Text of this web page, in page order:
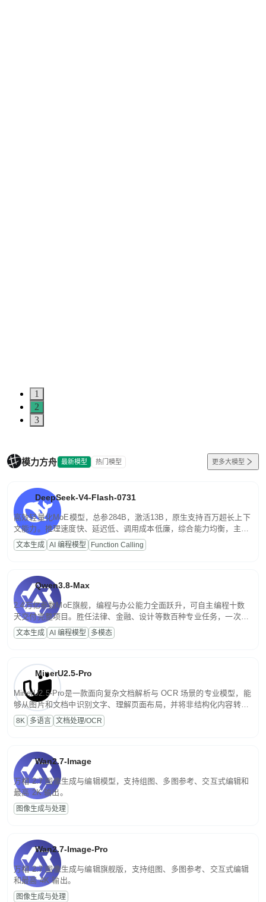
1
2
3
模力方舟 最新模型 热门模型 更多大模型
DeepSeek-V4-Flash-0731
高效轻量化MoE模型，总参284B，激活13B，原生支持百万超长上下
文能力。推理速度快、延迟低、调用成本低廉，综合能力均衡，主打
高并发、轻量化任务，适合日常对话、内容创作、基础 RAG、批量
文案处理等普惠刚需场景。
文本生成 AI 编程模型 Function Calling
Qwen3.8-Max
2.4万亿参数MoE旗舰，编程与办公能力全面跃升，可自主编程十数
天交付完整项目。胜任法律、金融、设计等数百种专业任务，一次对
话端到端交付生产级成果。原生视觉理解贯穿规划、执行与验证全流
程，支持超长文档与长视频的深度语义解析。长程任务中自主规划与
文本生成 AI 编程模型 多模态
MinerU2.5-Pro
MinerU2.5-Pro是一款面向复杂文档解析与 OCR 场景的专业模型，能
够从图片和文档中识别文字、理解页面布局，并将非结构化内容转换
为便于存储、检索和二次处理的结构化结果。
8K 多语言 文档处理/OCR
Wan2.7-Image
万相 2.7 图像生成与编辑模型，支持组图、多图参考、交互式编辑和
最高 2K 输出。
图像生成与处理
Wan2.7-Image-Pro
万相 2.7 图像生成与编辑旗舰版，支持组图、多图参考、交互式编辑
和最高 4K 输出。
图像生成与处理